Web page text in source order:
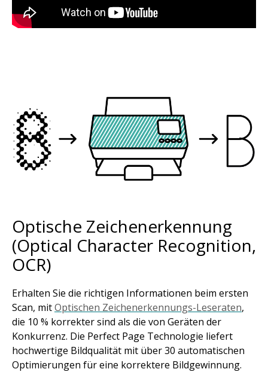
Optische Zeichenerkennung
(Optical Character Recognition,
OCR)
Erhalten Sie die richtigen Informationen beim ersten
Scan, mitOptischen Zeichenerkennungs-Leseraten,
die 10 % korrekter sind als die von Geräten der
Konkurrenz. Die Perfect Page Technologie liefert
hochwertige Bildqualität mit über 30 automatischen
Optimierungen für eine korrektere Bildgewinnung.